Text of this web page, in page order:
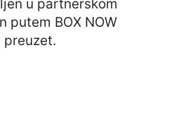
u partnerskom
putem BOX NOW